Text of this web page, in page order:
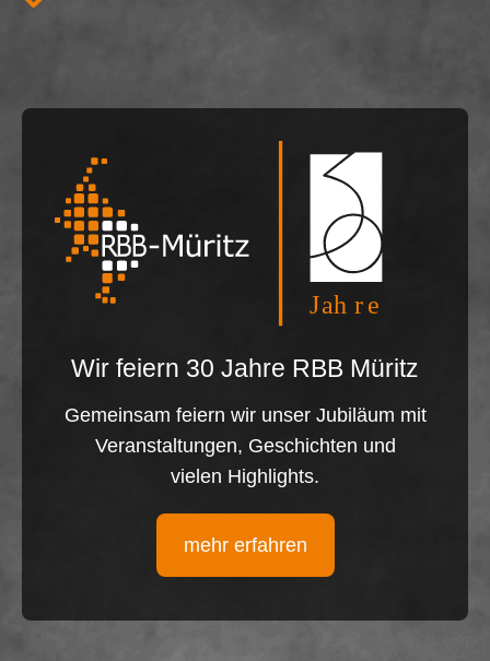
Wir feiern 30 Jahre RBB Müritz
Gemeinsam feiern wir unser Jubiläum mit
Veranstaltungen, Geschichten und
vielen Highlights.
mehr erfahren